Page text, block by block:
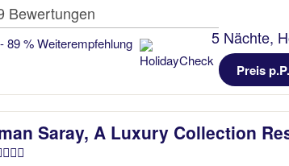
Bewertungen
89 % Weiterempfehlung 5 Nächte,
Preis
Saray, A Luxury Collection